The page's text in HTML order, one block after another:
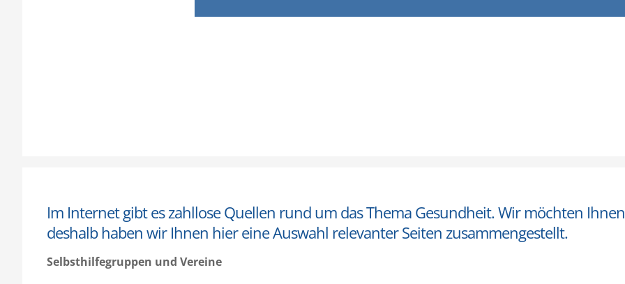
Im Internet gibt es zahllose Quellen rund um das Thema Gesundheit. Wir möchten
deshalb haben wir Ihnen hier eine Auswahl relevanter Seiten zusammengestellt.
Selbsthilfegruppen und Vereine